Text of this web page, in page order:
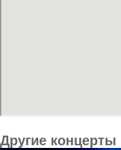
Другие концерты